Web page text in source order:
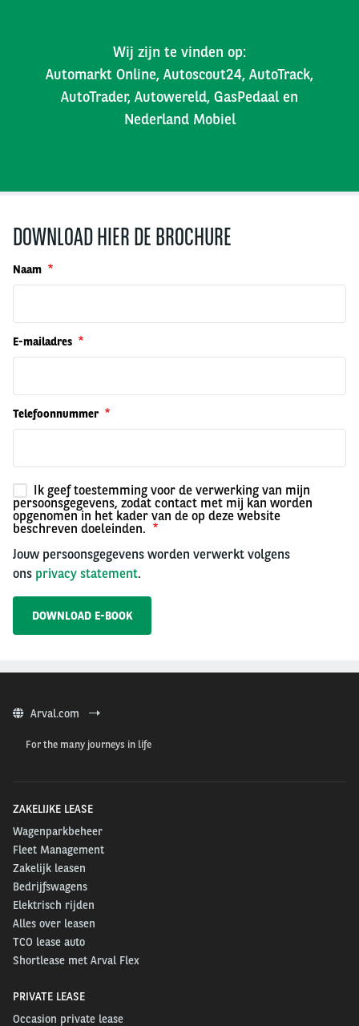
Wij zijn te vinden op:
Automarkt Online, Autoscout24, AutoTrack,
AutoTrader, Autowereld, GasPedaal en
Nederland Mobiel
DOWNLOAD HIER DE BROCHURE
Naam
E-mailadres
Telefoonnummer
Ik geef toestemming voor de verwerking van mijn
persoonsgegevens, zodat contact met mij kan worden
opgenomen in het kader van de op deze website
beschreven doeleinden.
Jouw persoonsgegevens worden verwerkt volgens
ons privacy statement.
Arval.com
For the many journeys in life
ZAKELIJKE LEASE
Wagenparkbeheer
Fleet Management
Zakelijk leasen
Bedrijfswagens
Elektrisch rijden
Alles over leasen
TCO lease auto
Shortlease met Arval Flex
PRIVATE LEASE
Occasion private lease